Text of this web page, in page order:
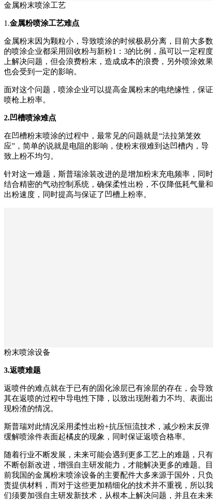
金属粉末喷涂工艺
1.金属粉喷涂工艺难点
金属粉末因为颗粒小，导致喷涂的时候极易分离，目前大多数
的喷涂企业都采用回收粉与新粉1：3的比例，虽可以一定程度
上解决问题，但会浪费粉末，造成成本的浪费，另外喷涂效果
也会受到一定的影响。
面对这个问题，喷涂企业可以提高金属粉末的电绝缘性，保证
喷枪上粉率。
2.凹槽喷涂难点
在凹槽粉末喷涂的过程中，最常见的问题就是“法拉第笼效
应”，简单的说就是电阻的影响，使粉末很难到达凹槽内，导
致上粉不均匀。
针对这一难题，斯普瑞涂装改进的是增加粉末充电频率，同时
结合精密的气动控制系统，确保柔性出粉，不仅降低耗气量和
出粉速度，同时提高与保证了凹槽上粉率。
粉末喷涂设备
3.返喷难题
返喷件的难点就在于已有的固化涂层已有涂层的存在，会导致
其在返喷的过程中导电性下降，以致出现附着力不均、表面出
现粉渣的情况。
斯普瑞对此情况采用柔性出粉+抗压恒流技术，减少粉末反弹
缓解喷涂件表面起橘皮的现象，同时保证返喷合格率。
随着行业不断发展，未来可能会遇到更多工艺上的难题，只有
不断创新改进，增强自主研发能力，才能解决更多的难题。目
前我国的金属粉末喷涂设备的主要配件大多来源于国外，只负
责提供材料，而对于这些更加精细化的技术并不重视，所以我
们须要加强自主研发新技术，从根本上解决问题，并且在未来